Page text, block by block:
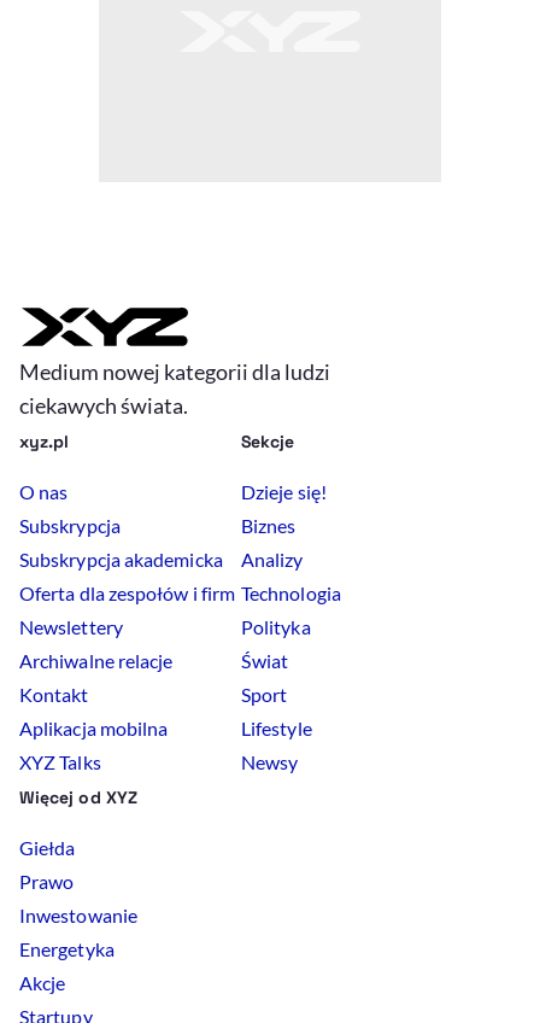
Medium nowej kategorii dla ludzi
ciekawych świata.
xyz.pl
O nas
Subskrypcja
Subskrypcja akademicka
Oferta dla zespołów i firm
Newslettery
Archiwalne relacje
Kontakt
Aplikacja mobilna
XYZ Talks
Sekcje
Dzieje się!
Biznes
Analizy
Technologia
Polityka
Świat
Sport
Lifestyle
Newsy
Więcej od XYZ
Giełda
Prawo
Inwestowanie
Energetyka
Akcje
Startupy